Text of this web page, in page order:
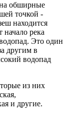
обширные
точкой -
находится
начало река
Это один
другим в
водопад
из них
и другие.